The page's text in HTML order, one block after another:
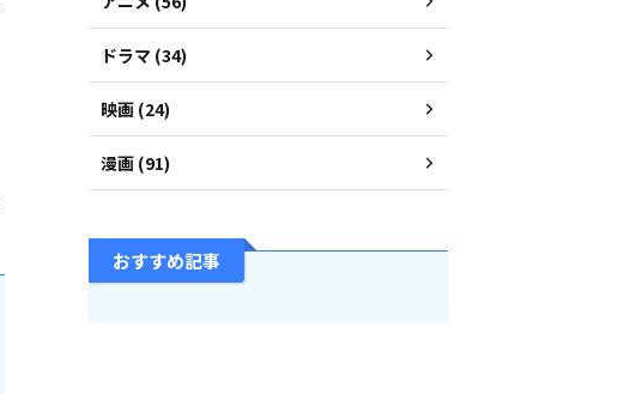
ドラマ (34)
映画 (24)
漫画 (91)
おすすめ記事